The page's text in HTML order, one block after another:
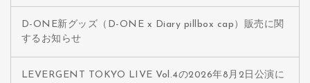
D-ONE新グッズ（D-ONE x Diary pillbox cap）販売に関
するお知らせ
LEVERGENT TOKYO LIVE Vol.4の2026年8月2日公演に